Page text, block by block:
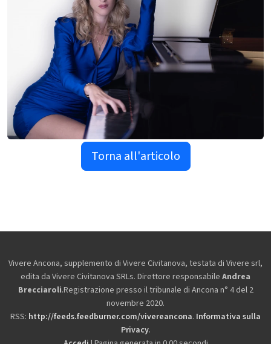
Torna all'articolo
Vivere Ancona, supplemento di Vivere Civitanova, testata di Vivere srl,
edita da Vivere Civitanova SRLs. Direttore responsabile Andrea
Brecciaroli.Registrazione presso il tribunale di Ancona n° 4 del 2
novembre 2020.
RSS: http://feeds.feedburner.com/vivereancona. Informativa sulla
Privacy.